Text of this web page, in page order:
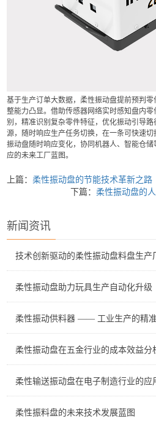
基于生产订单大数据，柔性振动盘提前预判
整能力凸显。借助传感器网络实时感知盘内
别，精准识别复杂零件特征，优化振动引导
源，随时响应生产任务切换，在一条可快速
振动盘随时响应变化，协同机器人、智能仓
应的未来工厂蓝图。
上篇：柔性振动盘的节能技术革新之路
下篇： 柔性振动盘的
新闻资讯
技术创新驱动的柔性振动盘料盘生产
柔性振动盘助力玩具生产自动化升级
柔性振动供料器 —— 工业生产的精
柔性振动盘在五金行业的成本效益分
柔性输送振动盘在电子制造行业的应
柔性振料盘的未来技术发展蓝图